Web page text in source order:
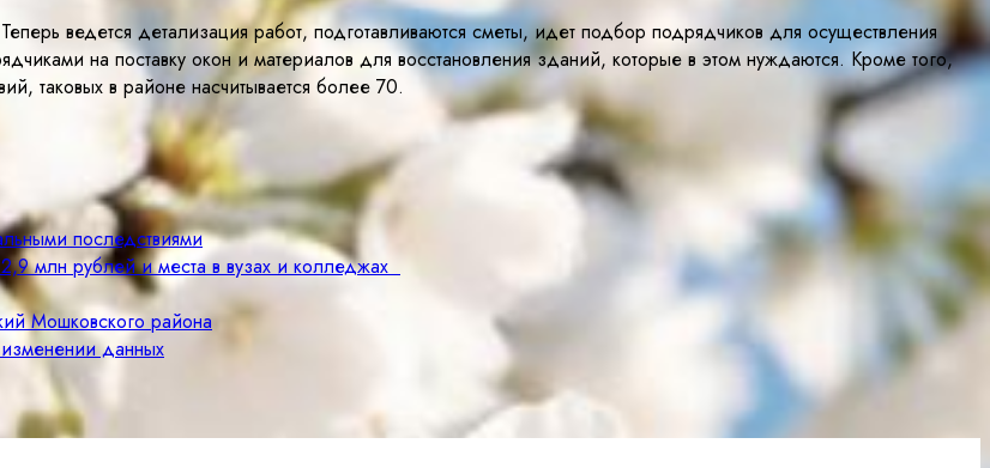
ведется детализация работ, подготавливаются сметы, идет подбор подрядчиков для осуществления
на поставку окон и материалов для восстановления зданий, которые в этом нуждаются. Кроме того,
таковых в районе насчитывается более 70.
последствиями
млн рублей и места в вузах и колледжах
Мошковского района
данных